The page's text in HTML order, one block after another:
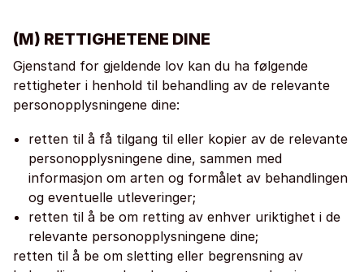
(M) RETTIGHETENE DINE
Gjenstand for gjeldende lov kan du ha følgende
rettigheter i henhold til behandling av de relevante
personopplysningene dine:
retten til å få tilgang til eller kopier av de relevante
personopplysningene dine, sammen med
informasjon om arten og formålet av behandlingen
og eventuelle utleveringer;
retten til å be om retting av enhver uriktighet i de
relevante personopplysningene dine;
retten til å be om sletting eller begrensning av